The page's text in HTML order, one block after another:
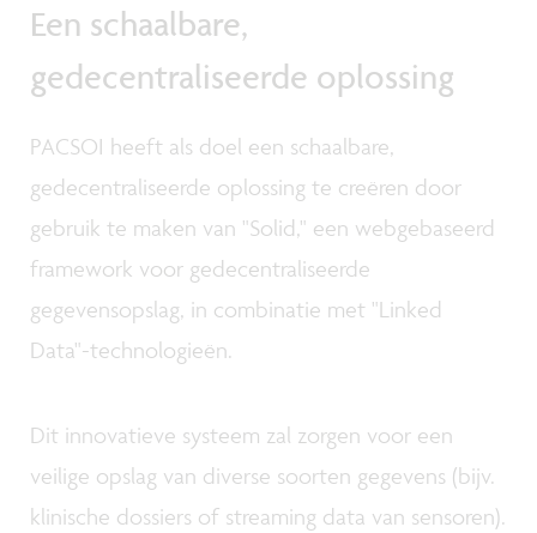
Een schaalbare,
gedecentraliseerde oplossing
PACSOI heeft als doel een schaalbare,
gedecentraliseerde oplossing te creëren door
gebruik te maken van "Solid," een webgebaseerd
framework voor gedecentraliseerde
gegevensopslag, in combinatie met "Linked
Data"-technologieën.
Dit innovatieve systeem zal zorgen voor een
veilige opslag van diverse soorten gegevens (bijv.
klinische dossiers of streaming data van sensoren).